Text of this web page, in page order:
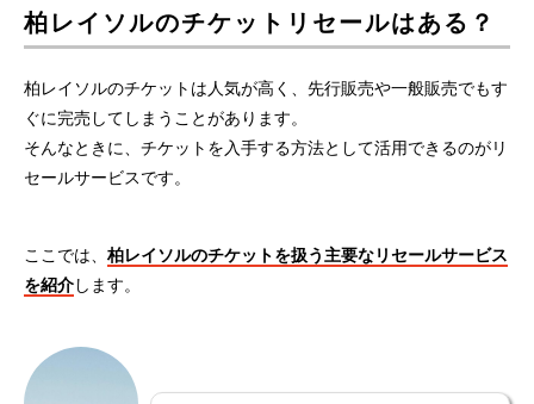
柏レイソルのチケットリセールはある？
柏レイソルのチケットは人気が高く、先行販売や一般販売でもす
ぐに完売してしまうことがあります。
そんなときに、チケットを入手する方法として活用できるのがリ
セールサービスです。
ここでは、 柏レイソルのチケットを扱う主要なリセールサービス
を紹介します。